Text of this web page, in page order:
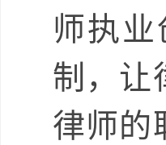
师执
制，让
律师的